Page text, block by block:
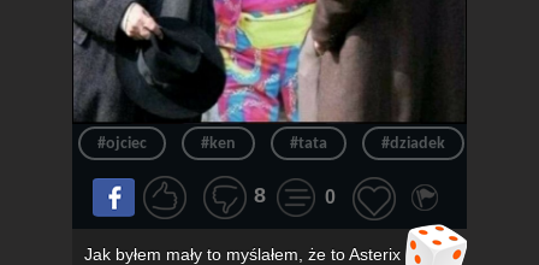
#ojciec #ken #tata #dziadek
8 0
Jak byłem mały to myślałem, że to Asterix